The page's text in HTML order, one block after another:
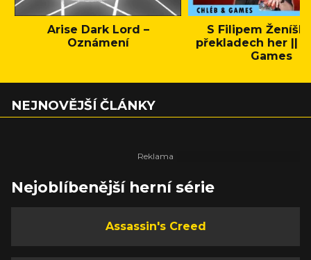
Arise Dark Lord –
Oznámení
S Filipem
překladech her ||
Games
NEJNOVĚJŠÍ ČLÁNKY
Nejoblíbenější herní série
Assassin's Creed